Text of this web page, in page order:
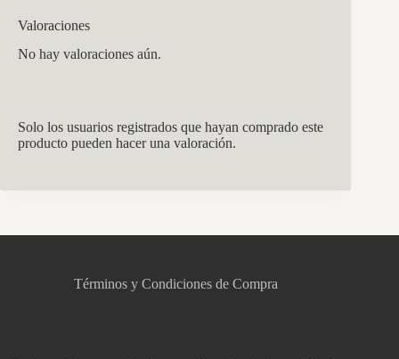
Valoraciones
No hay valoraciones aún.
Solo los usuarios registrados que hayan comprado este
producto pueden hacer una valoración.
Términos y Condiciones de Compra
Asistente virtual · En línea